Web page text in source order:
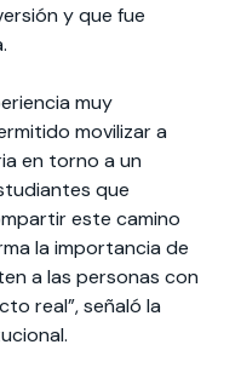
y que fue
muy
movilizar a
en torno a un
que
este camino
la importancia de
a las personas con
real”, señaló la